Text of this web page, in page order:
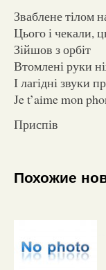
Зваблене тілом
Цього і чекали,
Зійшов з орбіт
Втомлені руки
І лагідні звуки
Je t’aime mon
Приспів
Похожие